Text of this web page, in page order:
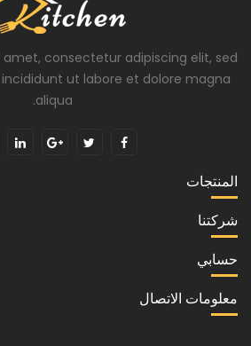
amet, consectetur adipiscing elit, sed
ut labore et dolore magna
aliqua.
المنتجات
شركتنا
حسابي
معلومات الاتصال